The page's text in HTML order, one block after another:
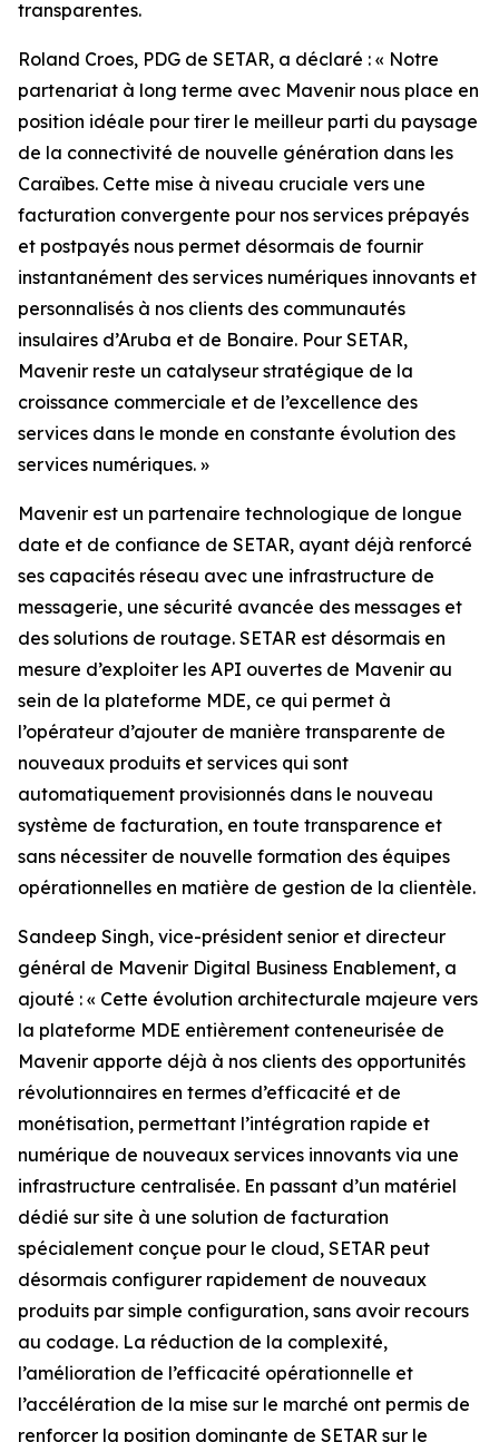
transparentes.
Roland Croes, PDG de SETAR, a déclaré : « Notre
partenariat à long terme avec Mavenir nous place en
position idéale pour tirer le meilleur parti du paysage
de la connectivité de nouvelle génération dans les
Caraïbes. Cette mise à niveau cruciale vers une
facturation convergente pour nos services prépayés
et postpayés nous permet désormais de fournir
instantanément des services numériques innovants et
personnalisés à nos clients des communautés
insulaires d’Aruba et de Bonaire. Pour SETAR,
Mavenir reste un catalyseur stratégique de la
croissance commerciale et de l’excellence des
services dans le monde en constante évolution des
services numériques. »
Mavenir est un partenaire technologique de longue
date et de confiance de SETAR, ayant déjà renforcé
ses capacités réseau avec une infrastructure de
messagerie, une sécurité avancée des messages et
des solutions de routage. SETAR est désormais en
mesure d’exploiter les API ouvertes de Mavenir au
sein de la plateforme MDE, ce qui permet à
l’opérateur d’ajouter de manière transparente de
nouveaux produits et services qui sont
automatiquement provisionnés dans le nouveau
système de facturation, en toute transparence et
sans nécessiter de nouvelle formation des équipes
opérationnelles en matière de gestion de la clientèle.
Sandeep Singh, vice-président senior et directeur
général de Mavenir Digital Business Enablement, a
ajouté : « Cette évolution architecturale majeure vers
la plateforme MDE entièrement conteneurisée de
Mavenir apporte déjà à nos clients des opportunités
révolutionnaires en termes d’efficacité et de
monétisation, permettant l’intégration rapide et
numérique de nouveaux services innovants via une
infrastructure centralisée. En passant d’un matériel
dédié sur site à une solution de facturation
spécialement conçue pour le cloud, SETAR peut
désormais configurer rapidement de nouveaux
produits par simple configuration, sans avoir recours
au codage. La réduction de la complexité,
l’amélioration de l’efficacité opérationnelle et
l’accélération de la mise sur le marché ont permis de
renforcer la position dominante de SETAR sur le